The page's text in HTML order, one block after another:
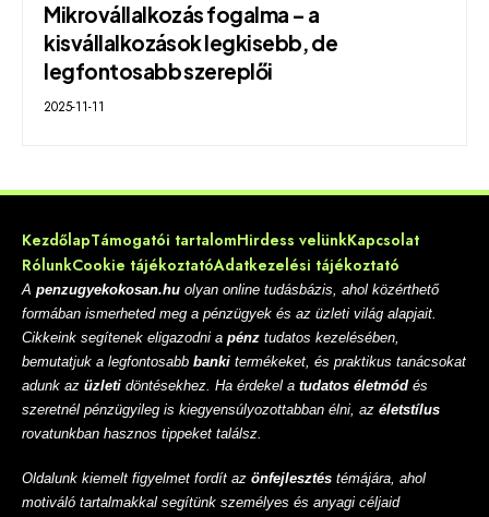
Mikrovállalkozás fogalma – a
kisvállalkozások legkisebb, de
legfontosabb szereplői
2025-11-11
KezdőlapTámogatói tartalomHirdess velünkKapcsolat
RólunkCookie tájékoztatóAdatkezelési tájékoztató
A penzugyekokosan.hu olyan online tudásbázis, ahol közérthető
formában ismerheted meg a pénzügyek és az üzleti világ alapjait.
Cikkeink segítenek eligazodni a pénz tudatos kezelésében,
bemutatjuk a legfontosabb banki termékeket, és praktikus tanácsokat
adunk az üzleti döntésekhez. Ha érdekel a tudatos életmód és
szeretnél pénzügyileg is kiegyensúlyozottabban élni, az életstílus
rovatunkban hasznos tippeket találsz.
Oldalunk kiemelt figyelmet fordít az önfejlesztés témájára, ahol
motiváló tartalmakkal segítünk személyes és anyagi céljaid